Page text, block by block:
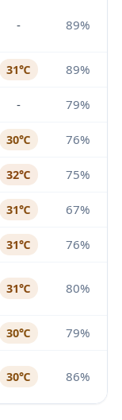
- 89%
31℃ 89%
- 79%
30℃ 76%
32℃ 75%
31℃ 67%
31℃ 76%
31℃ 80%
30℃ 79%
30℃ 86%